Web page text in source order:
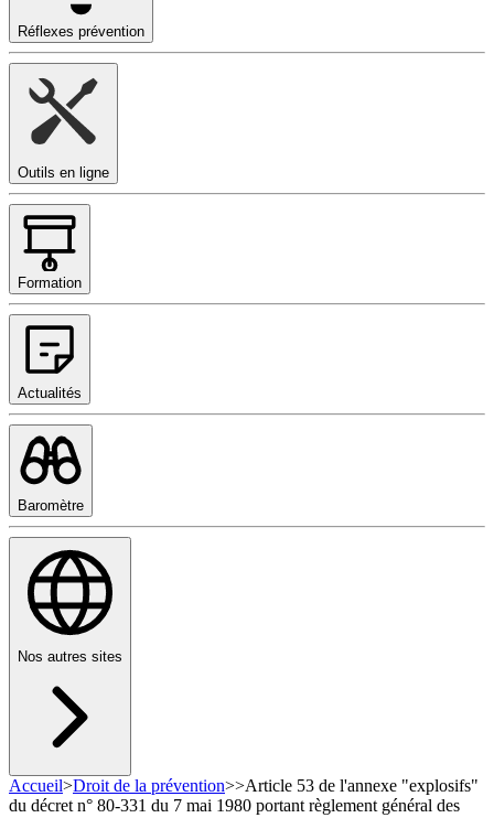
Réflexes prévention
Outils en ligne
Formation
Actualités
Baromètre
Nos autres sites
Accueil>Droit de la prévention>>Article 53 de l'annexe "explosifs"
du décret n° 80-331 du 7 mai 1980 portant règlement général des